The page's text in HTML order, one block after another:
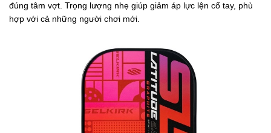
đúng tâm vợt. Trọng lượng nhẹ giúp giảm áp lực lện cổ tay, phù
hợp với cả những người chơi mới.